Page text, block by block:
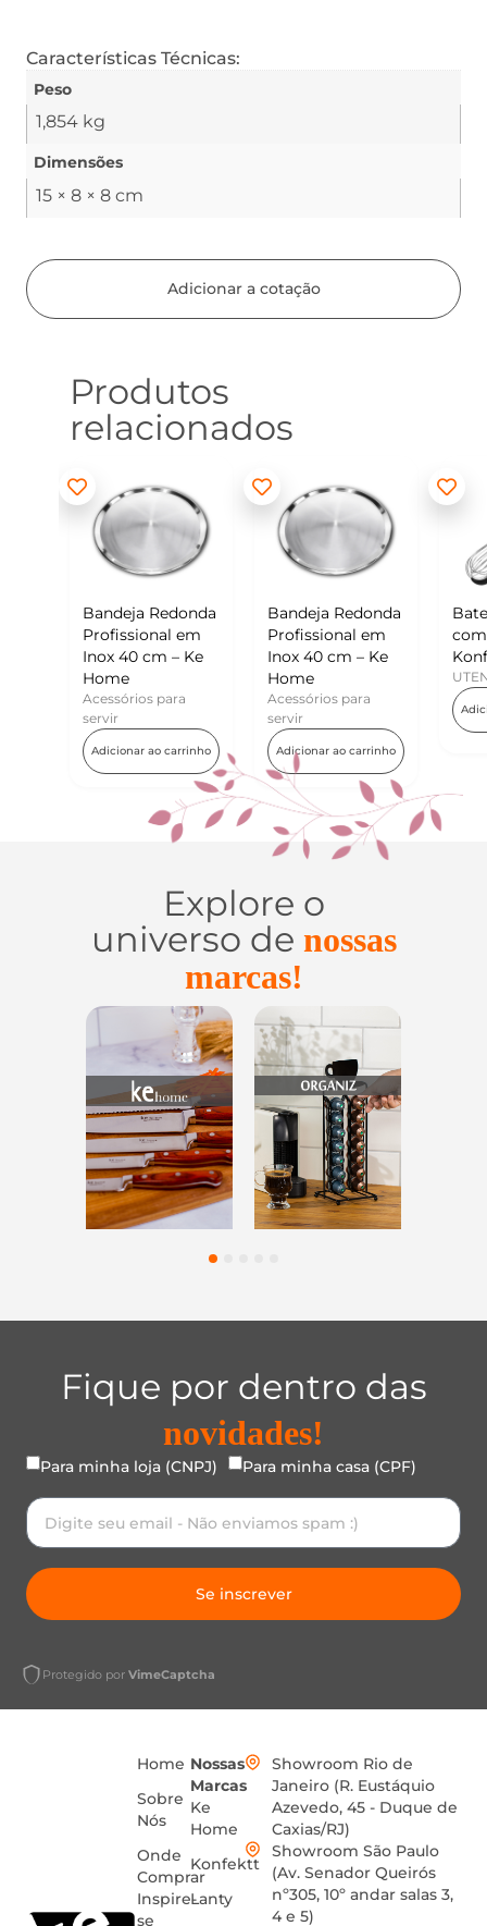
Características Técnicas:
Peso
1,854 kg
Dimensões
15 × 8 × 8 cm
Adicionar a cotação
Produtos
relacionados
Bandeja Redonda
Profissional em
Inox 40 cm – Ke
Home
Acessórios para
servir
Adicionar ao carrinho
Batedor de Ovos
com Raspador –
Konfektt
UTENSÍLIOS
Adicionar ao carrinho
Explore o
universo de nossas
marcas!
Lar
Casa e
Organização
Utilidades
45
Fique por dentro das
novidades!
Para minha loja (CNPJ) Para minha casa (CPF)
Se inscrever
Protegido por VimeCaptcha
Home
Sobre
Nós
Onde
Comprar
Inspire-
se
Nossas
Marcas
Ke
Home
Konfektt
Lanty
Showroom Rio de
Janeiro (R. Eustáquio
Azevedo, 45 - Duque de
Caxias/RJ)
Showroom São Paulo
(Av. Senador Queirós
nº305, 10º andar salas 3,
4 e 5)